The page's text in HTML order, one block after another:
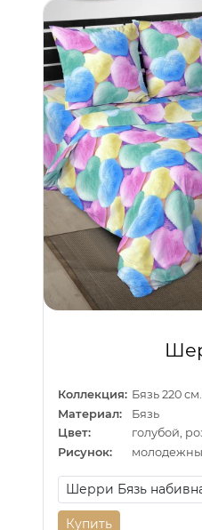
Коллекция: Бязь 220
Материал:
Бязь
Цвет:
голубой,
Рисунок:
Купить